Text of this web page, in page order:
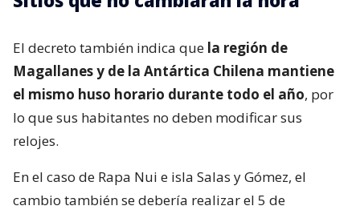
El decreto también indica que la región de
Magallanes y de la Antártica Chilena mantiene
el mismo huso horario durante todo el año, por
lo que sus habitantes no deben modificar sus
relojes.
En el caso de Rapa Nui e isla Salas y Gómez, el
cambio también se debería realizar el 5 de